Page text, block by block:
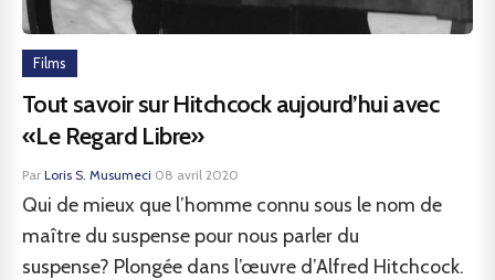
Films
Tout savoir sur Hitchcock aujourd’hui avec
«Le Regard Libre»
Par Loris S. Musumeci·08 avril 2020
Qui de mieux que l’homme connu sous le nom de
maître du suspense pour nous parler du
suspense? Plongée dans l’œuvre d’Alfred Hitchcock.